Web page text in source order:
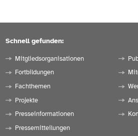
Schnell gefunden:
Mitgliedsorganisationen
Fortbildungen
Fachthemen
Projekte
Presseinformationen
Pressemitteilungen